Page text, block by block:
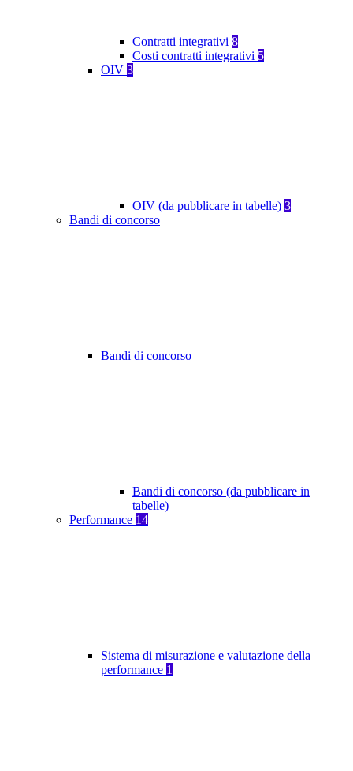
Contratti integrativi 8
Costi contratti integrativi 5
OIV 3
OIV (da pubblicare in tabelle) 3
Bandi di concorso
Bandi di concorso
Bandi di concorso (da pubblicare in
tabelle)
Performance 14
Sistema di misurazione e valutazione della
performance 1